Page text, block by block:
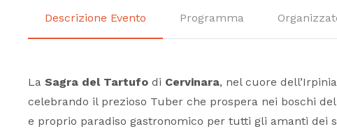
Descrizione Evento Programma
La Sagra del Tartufo di Cervinara, nel cuore
celebrando il prezioso Tuber che prospera nei boschi
e proprio paradiso gastronomico per tutti gli amanti dei